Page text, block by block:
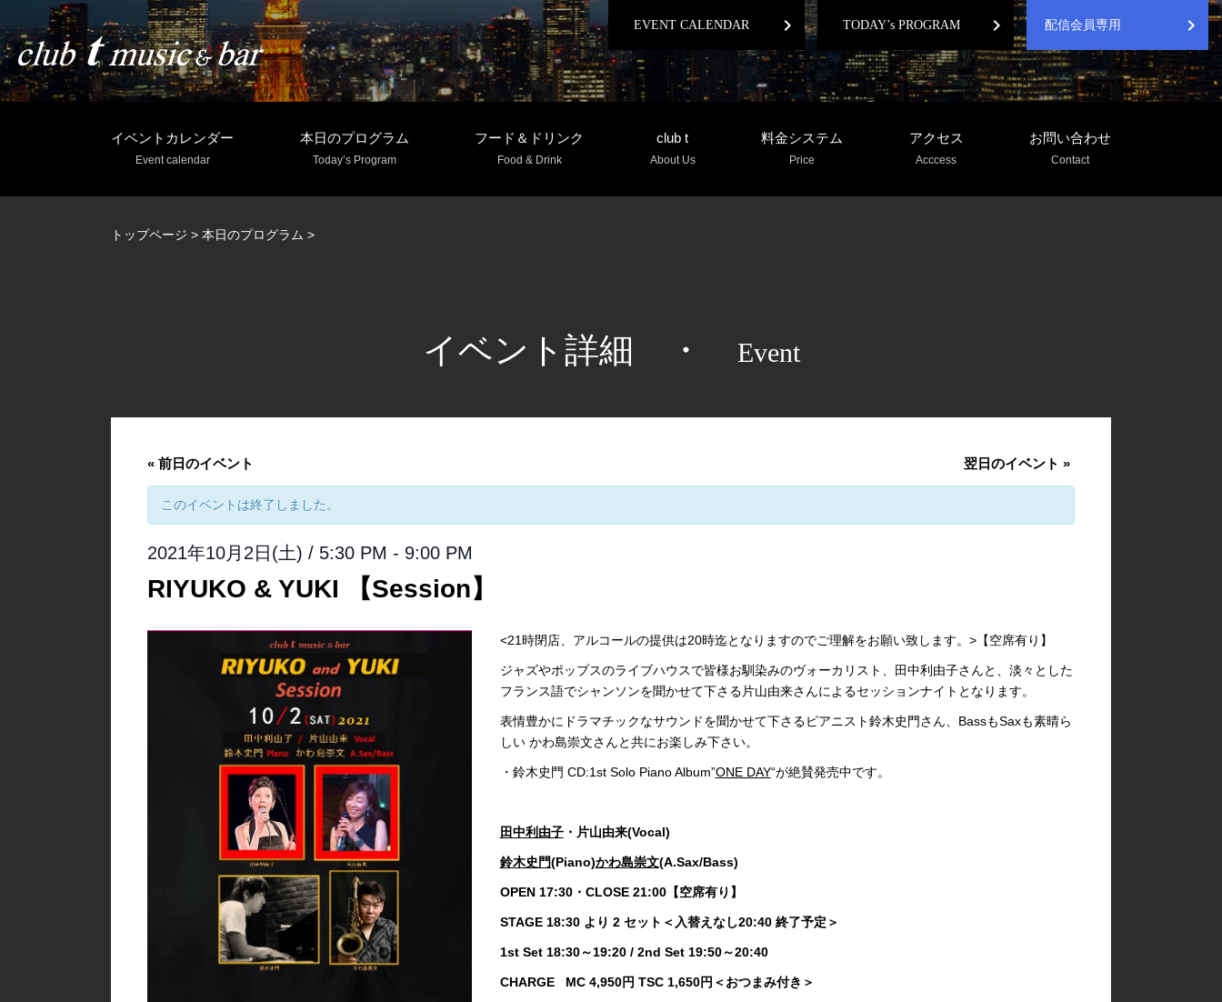
EVENT CALENDAR chevron_right TODAY’s PROGRAM chevron_right 配信会員専用 chevron_right
イベントカレンダー
Event calendar
本日のプログラム
Today’s Program
フード＆ドリンク
Food & Drink
club t
About Us
料金システム
Price
アクセス
Acccess
お問い合わせ
Contact
トップページ > 本日のプログラム >
イベント詳細 ・ Event
« 前日のイベント 翌日のイベント »
このイベントは終了しました。
2021年10月2日(土) / 5:30 PM - 9:00 PM
RIYUKO & YUKI 【Session】
<21時閉店、アルコールの提供は20時迄となりますのでご理解をお願い致します。>【空席有り】
ジャズやポップスのライブハウスで皆様お馴染みのヴォーカリスト、田中利由子さんと、淡々とした
フランス語でシャンソンを聞かせて下さる片山由来さんによるセッションナイトとなります。
表情豊かにドラマチックなサウンドを聞かせて下さるピアニスト鈴木史門さん、BassもSaxも素晴ら
しい かわ島崇文さんと共にお楽しみ下さい。
・鈴木史門 CD:1st Solo Piano Album”ONE DAY“が絶賛発売中です。
田中利由子・片山由来(Vocal)
鈴木史門(Piano)かわ島崇文(A.Sax/Bass)
OPEN 17:30・CLOSE 21:00【空席有り】
STAGE 18:30 より 2 セット＜入替えなし20:40 終了予定＞
1st Set 18:30～19:20 / 2nd Set 19:50～20:40
CHARGE MC 4,950円 TSC 1,650円＜おつまみ付き＞